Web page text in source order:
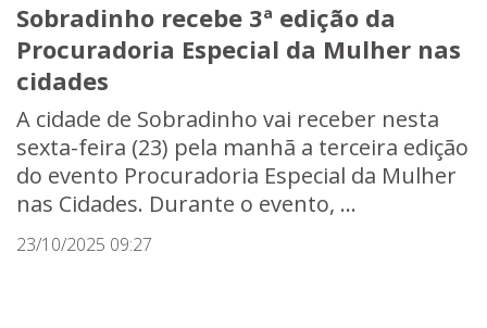
Sobradinho recebe 3ª edição da
Procuradoria Especial da Mulher nas
cidades
A cidade de Sobradinho vai receber nesta
sexta-feira (23) pela manhã a terceira edição
do evento Procuradoria Especial da Mulher
nas Cidades. Durante o evento, ...
23/10/2025 09:27